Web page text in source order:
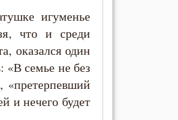
игуменье
что и среди
оказался один
«В семье не без
«претерпевший
и нечего будет